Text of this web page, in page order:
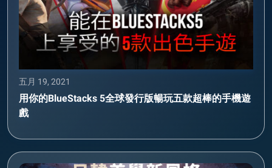
五月 19, 2021
用你的BlueStacks 5全球發行版暢玩五款超棒的手機遊
戲